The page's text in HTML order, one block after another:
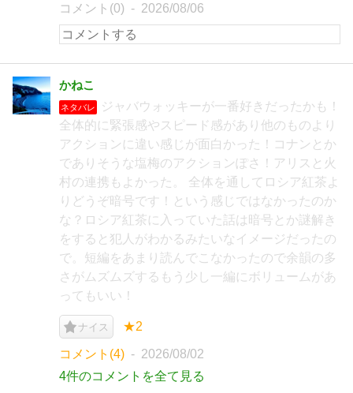
コメント(0) 2026/08/06
かねこ
ネタバレ
ジャバウォッキーが一番好きだったかも！
全体的に緊張感やスピード感があり他のものより
アクションに違い感じが面白かった！コナンとか
でありそうな塩梅のアクションぽさ！アリスと火
村の連携もよかった。 全体を通してロシア紅茶よ
りどうぞ暗号です！という感じではなかったのか
な？ロシア紅茶に入っていた話は暗号とか謎解き
をすると犯人がわかるみたいなイメージだったの
で。短編をあまり読んでこなかったので余韻の多
さがムズムズするもう少し一編にボリュームがあ
ってもいい！
ナイス ★2
コメント(4)
2026/08/02
4件のコメントを全て見る